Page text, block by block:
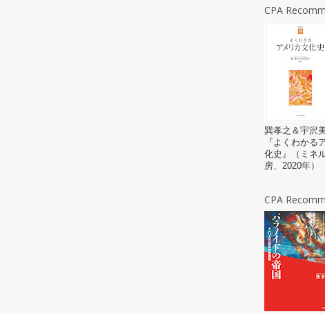
CPA
巽孝之＆宇沢
『よくわかる
化史』（ミネ
房、2020年）
CPA